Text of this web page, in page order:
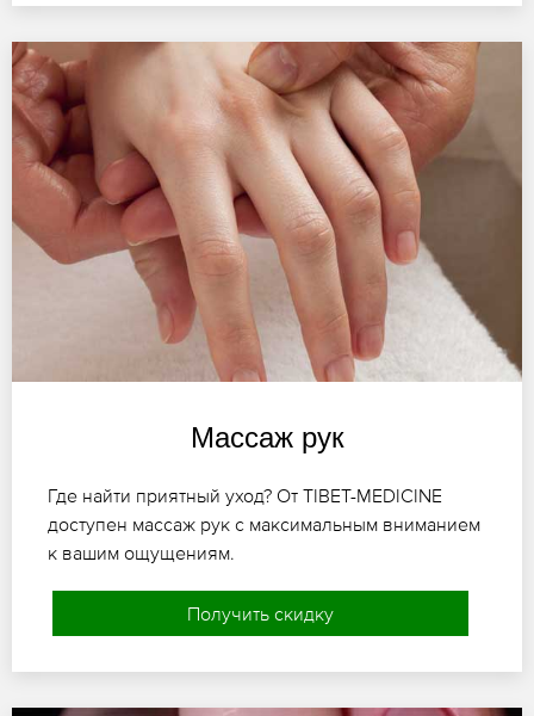
Массаж рук
Где найти приятный уход? От TIBET-MEDICINE
доступен массаж рук с максимальным вниманием
к вашим ощущениям.
Получить скидку